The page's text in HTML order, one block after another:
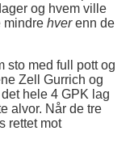
og hvem ville
mindrehverenn de
sto med full pott og
Zell Gurrich og
hele 4 GPK lag
alvor. Når de tre
rettet mot